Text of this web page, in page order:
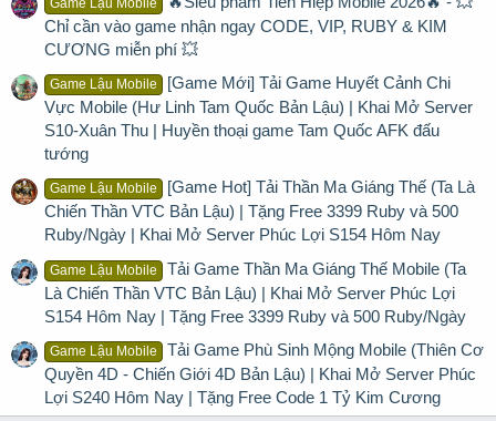
Chỉ cần vào game nhận ngay CODE, VIP, RUBY & KIM
CƯƠNG miễn phí 💥
Game Lậu Mobile
[Game Mới] Tải Game Huyết Cảnh Chi
Vực Mobile (Hư Linh Tam Quốc Bản Lậu) | Khai Mở Server
S10-Xuân Thu | Huyền thoại game Tam Quốc AFK đấu
tướng
Game Lậu Mobile
[Game Hot] Tải Thần Ma Giáng Thế (Ta Là
Chiến Thần VTC Bản Lậu) | Tặng Free 3399 Ruby và 500
Ruby/Ngày | Khai Mở Server Phúc Lợi S154 Hôm Nay
Game Lậu Mobile
Tải Game Thần Ma Giáng Thế Mobile (Ta
Là Chiến Thần VTC Bản Lậu) | Khai Mở Server Phúc Lợi
S154 Hôm Nay | Tặng Free 3399 Ruby và 500 Ruby/Ngày
Game Lậu Mobile
Tải Game Phù Sinh Mộng Mobile (Thiên Cơ
Quyền 4D - Chiến Giới 4D Bản Lậu) | Khai Mở Server Phúc
Lợi S240 Hôm Nay | Tặng Free Code 1 Tỷ Kim Cương